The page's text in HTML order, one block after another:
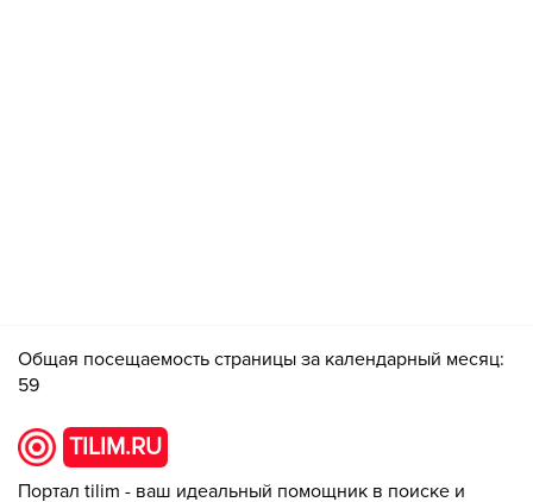
Общая посещаемость страницы за календарный месяц:
59
TILIM.RU
Портал tilim - ваш идеальный помощник в поиске и